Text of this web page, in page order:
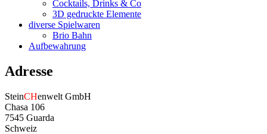
Cocktails, Drinks & Co
3D gedruckte Elemente
diverse Spielwaren
Brio Bahn
Aufbewahrung
Adresse
SteinCHenwelt GmbH
Chasa 106
7545 Guarda
Schweiz